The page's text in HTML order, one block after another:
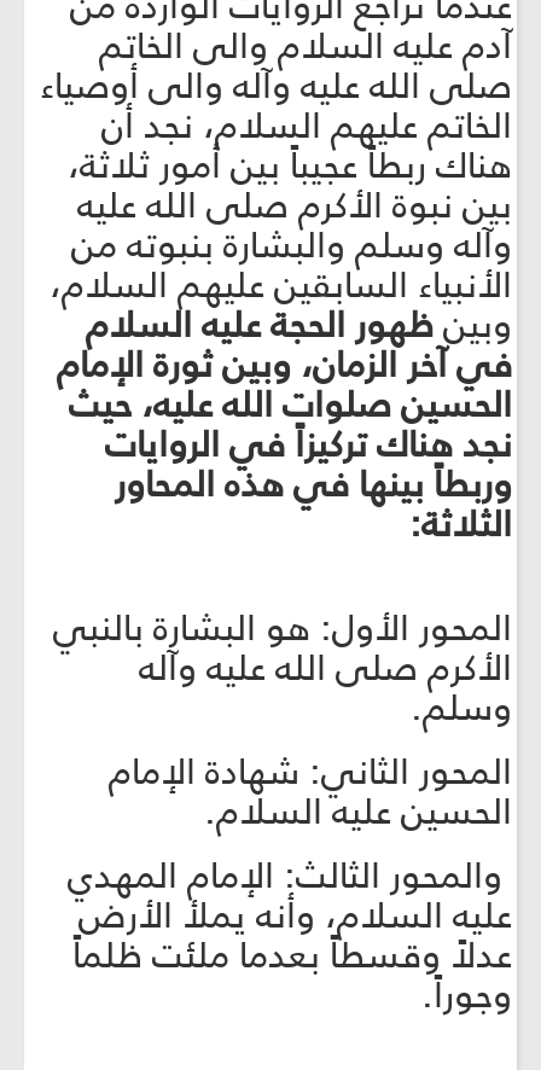
آدم عليه السلام والى الخاتم
صلى الله عليه وآله والى أوصياء
الخاتم عليهم السلام، نجد أن
هناك ربطاً عجيباً بين أمور ثلاثة،
بين نبوة الأكرم صلى الله عليه
وآله وسلم والبشارة بنبوته من
الأنبياء السابقين عليهم السلام،
وبينظهور الحجة عليه السلام
في آخر الزمان، وبين ثورة الإمام
الحسين صلوات الله عليه، حيث
نجد هناك تركيزاً في الروايات
وربطاً بينها في هذه المحاور
الثلاثة:
المحور الأول: هو البشارة بالنبي
الأكرم صلى الله عليه وآله
وسلم.
المحور الثاني: شهادة الإمام
الحسين عليه السلام.
والمحور الثالث: الإمام المهدي
عليه السلام، وأنه يملأ الأرض
عدلاً وقسطاً بعدما ملئت ظلماً
وجوراً.